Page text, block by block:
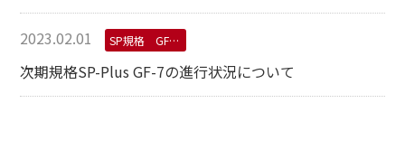
2023.02.01 SP規格 GF-6規格
次期規格SP-Plus GF-7の進行状況について